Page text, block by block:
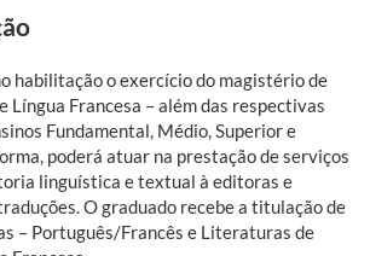
habilitação o exercício do magistério de
Língua Francesa – além das respectivas
Fundamental, Médio, Superior e
poderá atuar na prestação de serviços
linguística e textual à editoras e
O graduado recebe a titulação de
– Português/Francês e Literaturas de